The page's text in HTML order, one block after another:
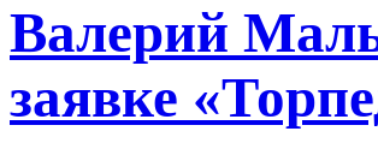
Валерий
заявке